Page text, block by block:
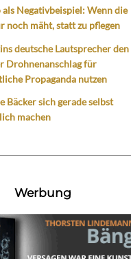
Negativbeispiel: Wenn die
noch mäht, statt zu pflegen
deutsche Lautsprecher den
Drohnenanschlag für
Propaganda nutzen
Bäcker sich gerade selbst
machen
Werbung